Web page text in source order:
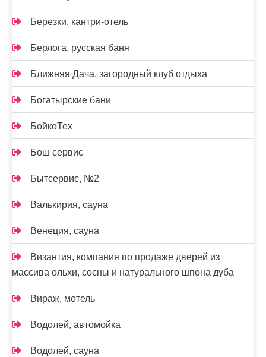
Березки, кантри-отель
Берлога, русская баня
Ближняя Дача, загородный клуб отдыха
Богатырские бани
БойкоТех
Бош сервис
Бытсервис, №2
Валькирия, сауна
Венеция, сауна
Византия, компания по продаже дверей из
массива ольхи, сосны и натурального шпона дуба
Вираж, мотель
Водолей, автомойка
Водолей, сауна